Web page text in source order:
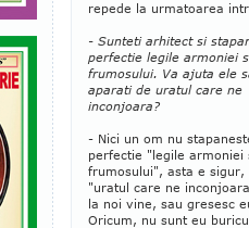
repede la urmatoarea
- Sunteti arhitect si
perfectie legile armoniei
frumosului. Va ajuta ele
aparati de uratul care ne
inconjoara?
- Nici un om nu
perfectie "legile armoniei
frumosului", asta e sigur,
"uratul care ne
la noi vine, sau gresesc
Oricum, nu sunt eu